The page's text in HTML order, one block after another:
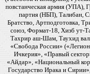
повстанческая армия (УПА),
партия (НБП), Талибан,
Братство, Артподготовка,
союз, Формат-18, Хизб ут-
Тахрир аш-Шам, Таухид
«Свобода России»
Ичкерия», «Правый
«Айдар», «Национальный
Государство Ирака и